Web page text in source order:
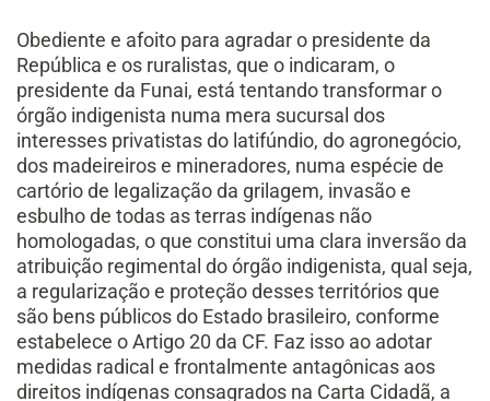
Obediente e afoito para agradar o presidente da
República e os ruralistas, que o indicaram, o
presidente da Funai, está tentando transformar o
órgão indigenista numa mera sucursal dos
interesses privatistas do latifúndio, do agronegócio,
dos madeireiros e mineradores, numa espécie de
cartório de legalização da grilagem, invasão e
esbulho de todas as terras indígenas não
homologadas, o que constitui uma clara inversão da
atribuição regimental do órgão indigenista, qual seja,
a regularização e proteção desses territórios que
são bens públicos do Estado brasileiro, conforme
estabelece o Artigo 20 da CF. Faz isso ao adotar
medidas radical e frontalmente antagônicas aos
direitos indígenas consagrados na Carta Cidadã, a